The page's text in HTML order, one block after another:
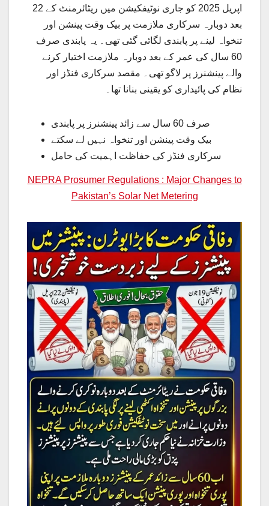
22 اپریل 2025 کو جاری نوٹیفکیشن میں ریٹائرمنٹ کے
بعد دوبارہ سرکاری ملازمت پر بیک وقت پینشن اور
تنخواہ لینے پر پابندی لگائی گئی تھی۔ یہ پابندی صرف
60 سال کی عمر کے بعد دوبارہ ملازمت اختیار کرنے
والے پینشنرز پر لاگو تھی۔ مقصد سرکاری فنڈز اور
نظام کی پائیداری کو یقینی بنانا تھا۔
صرف 60 سال سے زائد پینشنرز پر پابندی
بیک وقت پینشن اور تنخواہ نہیں لے سکتے
سرکاری فنڈز کی حفاظت اہمیت کی حامل
NEPRA Prosumer Regulations : Major Changes to
Pakistan’s Solar Net Metering